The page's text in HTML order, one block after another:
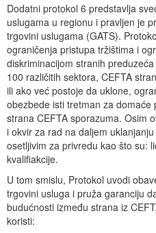
Dodatni protokol 6 predstavlja
uslugama u regionu i pravljen je
trgovini uslugama (GATS).
ograničenja pristupa tržištima i
diskriminacijom stranih
100 različitih sektora, CEFTA
ili ako već postoje da uklone,
obezbede isti tretman za
strana CEFTA sporazuma. Osim
i okvir za rad na daljem
osetljivim za privredu kao što su:
kvalifiakcije.
U tom smislu, Protokol uvodi
trgovini usluga i pruža garanciju
budućnosti između strana iz
koristi: